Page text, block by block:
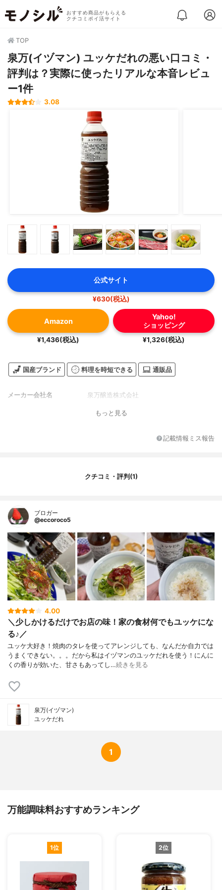
おすすめ商品がもらえる
クチコミポイ活サイト
TOP
泉万(イヅマン) ユッケだれの悪い口コミ・
評判は？実際に使ったリアルな本音レビュ
ー1件
3.08
公式サイト
¥630(税込)
Amazon
¥1,436(税込)
Yahoo!
ショッピング
¥1,326(税込)
国産ブランド 料理を時短できる 通販品
メーカー会社名 泉万醸造株式会社
もっと見る
記載情報ミス報告
クチコミ・評判(1)
ブロガー
@eccoroco5
4.00
＼少しかけるだけでお店の味！家の食材何でもユッケにな
る♪／
ユッケ大好き！焼肉のタレを使ってアレンジしても、なんだか自力では
うまくできない。。。だから私はイヅマンのユッケだれを使う！にんに
くの香りが効いた、甘さもあってし…続きを見る
泉万(イヅマン)
ユッケだれ
1
万能調味料おすすめランキング
1位 2位